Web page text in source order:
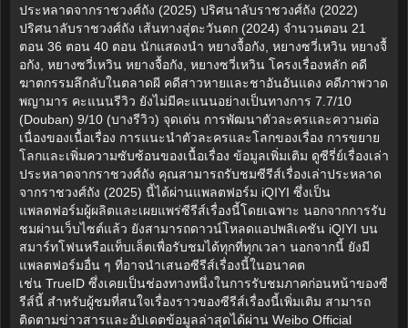
ประหลาดจากราชวงศ์ถัง (2025) ปริศนาลับราชวงศ์ถัง (2022)
ปริศนาลับราชวงศ์ถัง เส้นทางสู่ตะวันตก (2024) จำนวนตอน 21
ตอน 36 ตอน 40 ตอน นักแสดงนำ หยางจื้อกัง, หยางซวี่เหวิน หยางจื้
อกัง, หยางซวี่เหวิน หยางจื้อกัง, หยางซวี่เหวิน โครงเรื่องหลัก คดี
ฆาตกรรมลึกลับในตลาดผี คดีสาวหายและชาอันอันแดง คดีภาพวาด
พญามาร คะแนนรีวิว ยังไม่มีคะแนนอย่างเป็นทางการ 7.7/10
(Douban) 9/10 (บางรีวิว) จุดเด่น การพัฒนาตัวละครและความต่อ
เนื่องของเนื้อเรื่อง การแนะนำตัวละครและโลกของเรื่อง การขยาย
โลกและเพิ่มความซับซ้อนของเนื้อเรื่อง ข้อมูลเพิ่มเติม ดูซีรี่ย์เรื่องเล่า
ประหลาดจากราชวงศ์ถัง คุณสามารถรับชมซีรีส์เรื่องเล่าประหลาด
จากราชวงศ์ถัง (2025) นี้ได้ผ่านแพลตฟอร์ม iQIYI ซึ่งเป็น
แพลตฟอร์มผู้ผลิตและเผยแพร่ซีรีส์เรื่องนี้โดยเฉพาะ นอกจากการรับ
ชมผ่านเว็บไซต์แล้ว ยังสามารถดาวน์โหลดแอปพลิเคชัน iQIYI บน
สมาร์ทโฟนหรือแท็บเล็ตเพื่อรับชมได้ทุกที่ทุกเวลา นอกจากนี้ ยังมี
แพลตฟอร์มอื่น ๆ ที่อาจนำเสนอซีรีส์เรื่องนี้ในอนาคต
เช่น TrueID ซึ่งเคยเป็นช่องทางหนึ่งในการรับชมภาคก่อนหน้าของซี
รีส์นี้ สำหรับผู้ชมที่สนใจเรื่องราวของซีรีส์เรื่องนี้เพิ่มเติม สามารถ
ติดตามข่าวสารและอัปเดตข้อมูลล่าสุดได้ผ่าน Weibo Official